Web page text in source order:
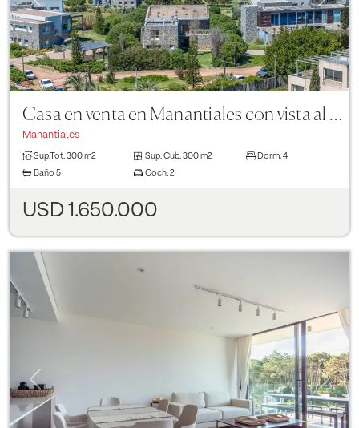
Casa en venta en Manantiales con vista al mar
Manantiales
Sup.Tot. 300 m2 Sup. Cub. 300 m2 Dorm. 4
Baño 5 Coch. 2
USD 1.650.000
Previous Next